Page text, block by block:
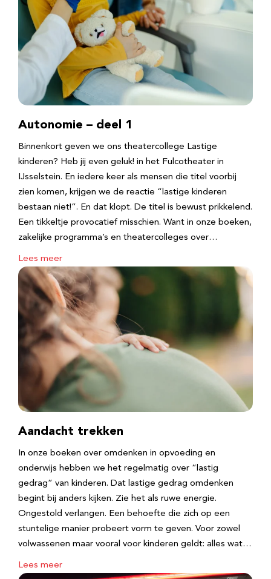
Autonomie – deel 1
Binnenkort geven we ons theatercollege Lastige
kinderen? Heb jij even geluk! in het Fulcotheater in
IJsselstein. En iedere keer als mensen die titel voorbij
zien komen, krijgen we de reactie “lastige kinderen
bestaan niet!”. En dat klopt. De titel is bewust prikkelend.
Een tikkeltje provocatief misschien. Want in onze boeken,
zakelijke programma’s en theatercolleges over…
Lees meer
Aandacht trekken
In onze boeken over omdenken in opvoeding en
onderwijs hebben we het regelmatig over “lastig
gedrag” van kinderen. Dat lastige gedrag omdenken
begint bij anders kijken. Zie het als ruwe energie.
Ongestold verlangen. Een behoefte die zich op een
stuntelige manier probeert vorm te geven. Voor zowel
volwassenen maar vooral voor kinderen geldt: alles wat…
Lees meer